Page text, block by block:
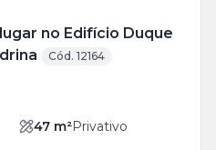
no Edifício Duque
Cód. 12164
47 m²Privativo